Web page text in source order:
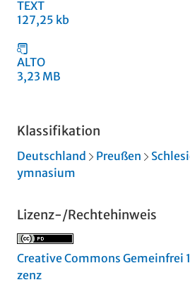
TEXT
127,25 kb
ALTO
3,23 MB
Klassifikation
Deutschland Preußen
ymnasium
Lizenz-/Rechtehinweis
Creative Commons Gemeinfrei
zenz